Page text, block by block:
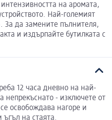
на аромата,
Най-големият
За да замените пълнителя,
и издърпайте бутилката с
12 часа дневно на най-
непрекъснато - изключете от
освобождава нагоре и
ъгъл на стаята.